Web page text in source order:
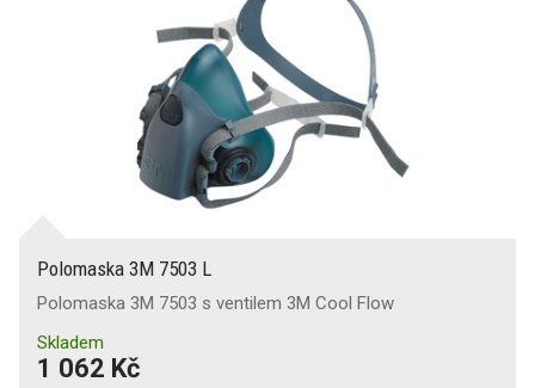
Polomaska 3M 7503 L
Polomaska 3M 7503 s ventilem 3M Cool Flow
Skladem
1 062 Kč